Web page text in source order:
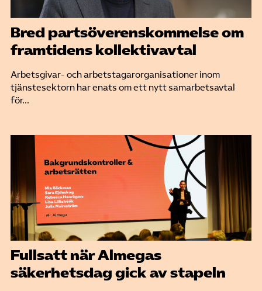
Bred partsöverenskommelse om
framtidens kollektivavtal
Arbetsgivar- och arbetstagarorganisationer inom
tjänstesektorn har enats om ett nytt samarbetsavtal
för...
Fullsatt när Almegas
säkerhetsdag gick av stapeln